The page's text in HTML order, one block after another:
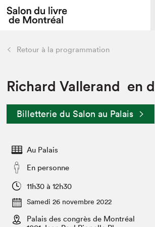
Espace médias
Espace exposant⋅e⋅s
Tout sur l'édition 2022
Actualités
Vidéos et Balados
Club de lecture Braindate
retour
Édition 2022
Nous connaître
Projets partenaires 2022
Archives
Liens pratiques
Retour à la programmation
Richard Vallerand en
Billetterie du Salon au Palais
Au Palais
En personne
11h30 à 12h30
Samedi 26 novembre 2022
Palais des congrès de Montréal